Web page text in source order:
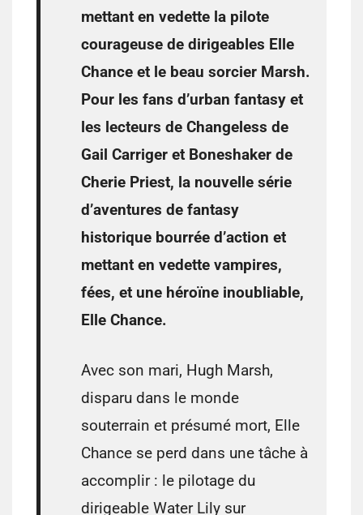
mettant en vedette la pilote
courageuse de dirigeables Elle
Chance et le beau sorcier Marsh.
Pour les fans d’urban fantasy et
les lecteurs de Changeless de
Gail Carriger et Boneshaker de
Cherie Priest, la nouvelle série
d’aventures de fantasy
historique bourrée d’action et
mettant en vedette vampires,
fées, et une héroïne inoubliable,
Elle Chance.
Avec son mari, Hugh Marsh,
disparu dans le monde
souterrain et présumé mort, Elle
Chance se perd dans une tâche à
accomplir : le pilotage du
dirigeable Water Lily sur